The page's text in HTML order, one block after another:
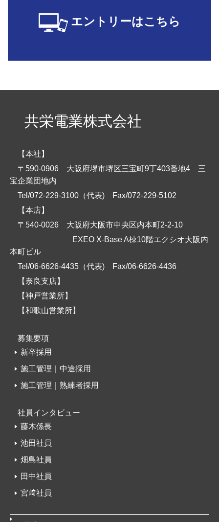
エントリーはこちら
共栄電業株式会社
【本社】
〒590-0906 大阪府堺市堺区三宝町9丁403番地4 三
宝企業団地内
Tel/072-229-3100（代表)
Fax/072-229-5102
【本店】
〒540-0026 大阪府大阪市中央区内本町2-2-10
EXEO X-Base A棟10階エクシオ大阪内
本町ビル
Tel/06-6626-4435（代表)
Fax/06-6626-4436
【奈良支店】
【神戸営業所】
【和歌山営業所】
募集要項
新卒採用
施工管理｜中途採用
施工管理｜熟練者採用
社員インタビュー
藤木係長
池田社員
畑島社員
田中社員
宮﨑社員